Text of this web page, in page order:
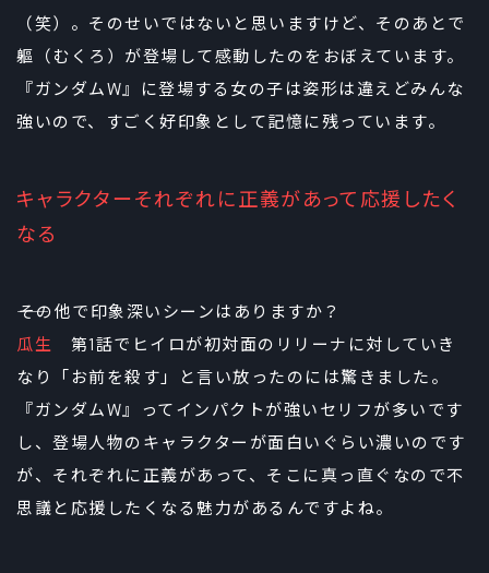
（笑）。そのせいではないと思いますけど、そのあとで
軀（むくろ）が登場して感動したのをおぼえています。
『ガンダムW』に登場する女の子は姿形は違えどみんな
強いので、すごく好印象として記憶に残っています。
キャラクターそれぞれに正義があって応援したく
なる
――その他で印象深いシーンはありますか？
瓜生 第1話でヒイロが初対面のリリーナに対していき
なり「お前を殺す」と言い放ったのには驚きました。
『ガンダムW』ってインパクトが強いセリフが多いです
し、登場人物のキャラクターが面白いぐらい濃いのです
が、それぞれに正義があって、そこに真っ直ぐなので不
思議と応援したくなる魅力があるんですよね。